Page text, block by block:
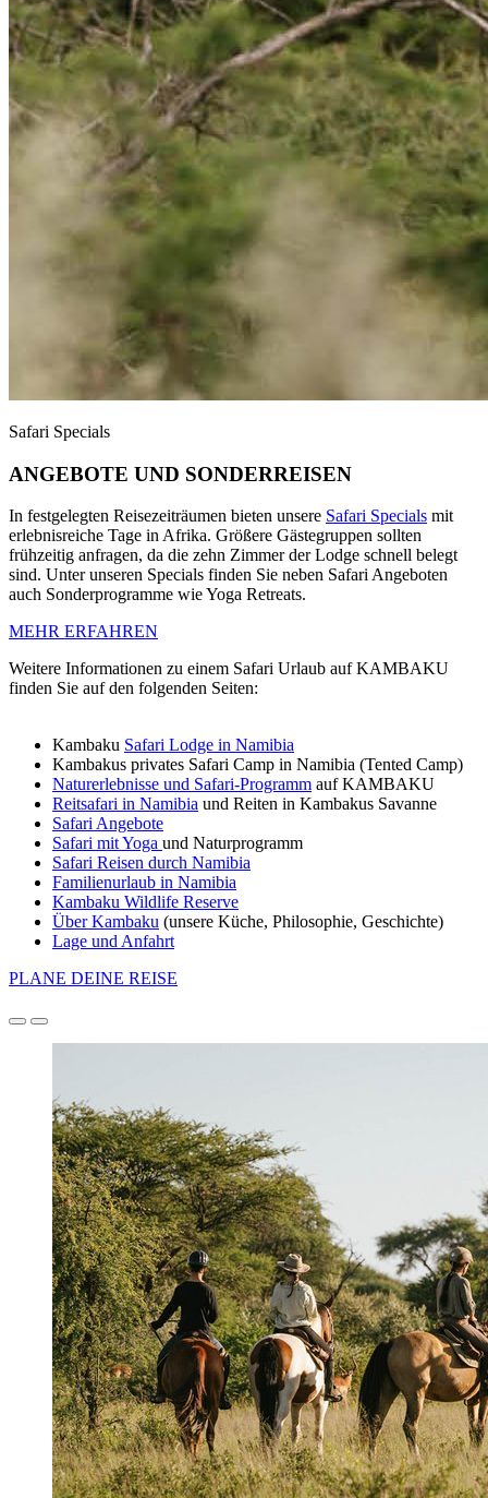
Safari Specials
ANGEBOTE UND SONDERREISEN
In festgelegten Reisezeiträumen bieten unsere Safari Specials mit
erlebnisreiche Tage in Afrika. Größere Gästegruppen sollten
frühzeitig anfragen, da die zehn Zimmer der Lodge schnell belegt
sind. Unter unseren Specials finden Sie neben Safari Angeboten
auch Sonderprogramme wie Yoga Retreats.
MEHR ERFAHREN
Weitere Informationen zu einem Safari Urlaub auf KAMBAKU
finden Sie auf den folgenden Seiten:
Kambaku Safari Lodge in Namibia
Kambakus privates Safari Camp in Namibia (Tented Camp)
Naturerlebnisse und Safari-Programm auf KAMBAKU
Reitsafari in Namibia und Reiten in Kambakus Savanne
Safari Angebote
Safari mit Yoga und Naturprogramm
Safari Reisen durch Namibia
Familienurlaub in Namibia
Kambaku Wildlife Reserve
Über Kambaku (unsere Küche, Philosophie, Geschichte)
Lage und Anfahrt
PLANE DEINE REISE